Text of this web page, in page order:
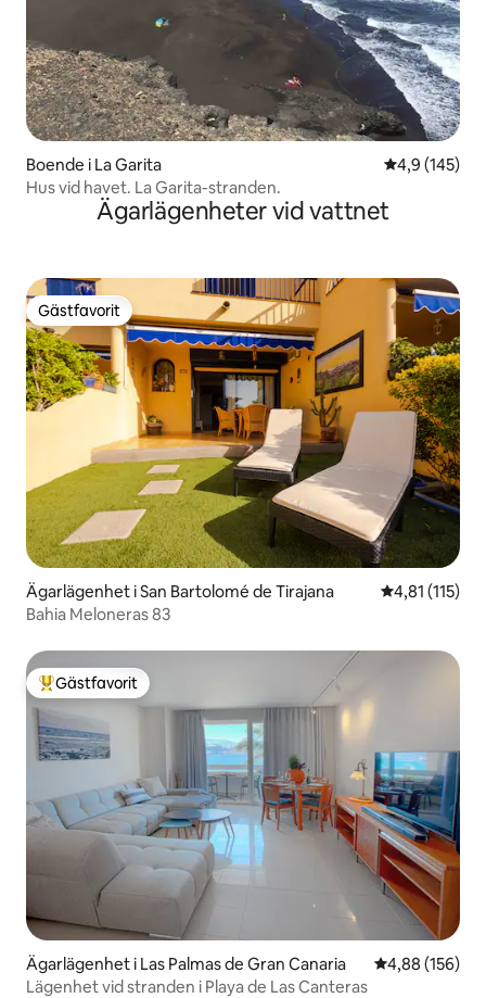
Boende i La Garita 4,9 av 5 i
4,9 (145)
Hus vid havet. La Garita-stranden.
Ägarlägenheter vid vattnet
Gästfavorit
Gästfavorit
Ägarlägenhet i San Bartolomé de Tirajana 4,81 av 5 i
4,81 (115)
Bahia Meloneras 83
Populär gästfavorit
Gästfavorit
Ägarlägenhet i Las Palmas de Gran Canaria 4,88 av 5 i
4,88 (156)
Lägenhet vid stranden i Playa de Las Canteras